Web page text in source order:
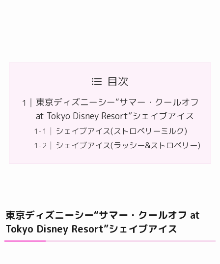
目次
東京ディズニーシー“サマー・クールオフ
at Tokyo Disney Resort”シェイブアイス
シェイブアイス(ストロベリーミルク)
シェイブアイス(ラッシー&ストロベリー)
東京ディズニーシー“サマー・クールオフ at
Tokyo Disney Resort”シェイブアイス